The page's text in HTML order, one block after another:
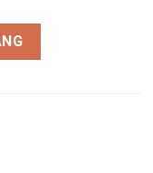
VND.
(dùng chung cho